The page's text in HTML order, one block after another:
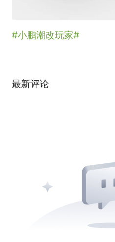
#小鹏潮改玩家#
最新评论